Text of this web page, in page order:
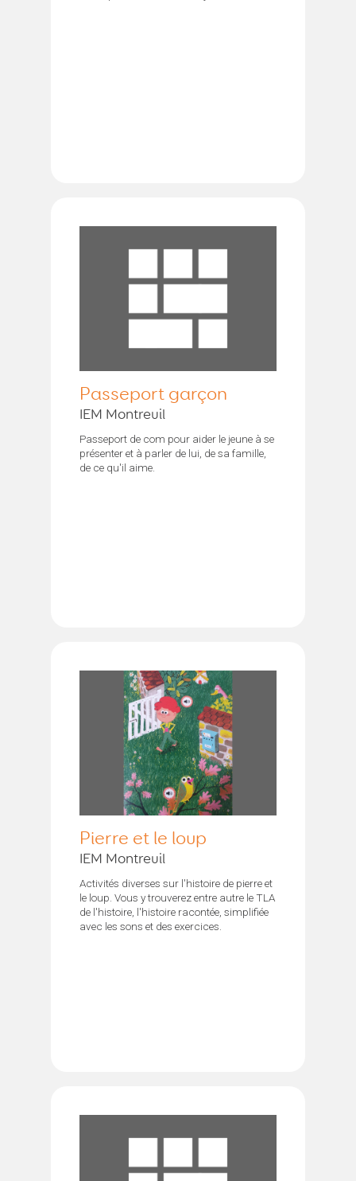
Passeport garçon
IEM Montreuil
Passeport de com pour aider le jeune à se
présenter et à parler de lui, de sa famille,
de ce qu'il aime.
Pierre et le loup
IEM Montreuil
Activités diverses sur l'histoire de pierre et
le loup. Vous y trouverez entre autre le TLA
de l'histoire, l'histoire racontée, simplifiée
avec les sons et des exercices.